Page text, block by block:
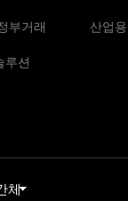
부거래
루션
산업
체